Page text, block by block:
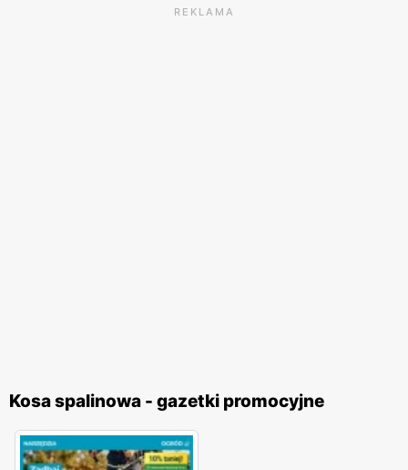
REKLAMA
Kosa spalinowa - gazetki promocyjne